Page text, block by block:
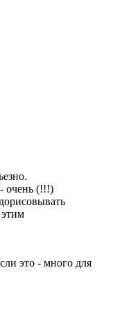
очень (!!!)
это - много для